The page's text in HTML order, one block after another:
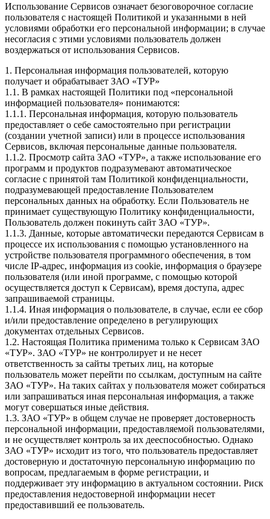
Использование Сервисов означает безоговорочное согласие
пользователя с настоящей Политикой и указанными в ней
условиями обработки его персональной информации; в случае
несогласия с этими условиями пользователь должен
воздержаться от использования Сервисов.
1. Персональная информация пользователей, которую
получает и обрабатывает ЗАО «ТУР»
1.1. В рамках настоящей Политики под «персональной
информацией пользователя» понимаются:
1.1.1. Персональная информация, которую пользователь
предоставляет о себе самостоятельно при регистрации
(создании учетной записи) или в процессе использования
Сервисов, включая персональные данные пользователя.
1.1.2. Просмотр сайта ЗАО «ТУР», а также использование его
программ и продуктов подразумевают автоматическое
согласие с принятой там Политикой конфиденциальности,
подразумевающей предоставление Пользователем
персональных данных на обработку. Если Пользователь не
принимает существующую Политику конфиденциальности,
Пользователь должен покинуть сайт ЗАО «ТУР».
1.1.3. Данные, которые автоматически передаются Сервисам в
процессе их использования с помощью установленного на
устройстве пользователя программного обеспечения, в том
числе IP-адрес, информация из cookie, информация о браузере
пользователя (или иной программе, с помощью которой
осуществляется доступ к Сервисам), время доступа, адрес
запрашиваемой страницы.
1.1.4. Иная информация о пользователе, в случае, если ее сбор
и/или предоставление определено в регулирующих
документах отдельных Сервисов.
1.2. Настоящая Политика применима только к Сервисам ЗАО
«ТУР». ЗАО «ТУР» не контролирует и не несет
ответственность за сайты третьих лиц, на которые
пользователь может перейти по ссылкам, доступным на сайте
ЗАО «ТУР». На таких сайтах у пользователя может собираться
или запрашиваться иная персональная информация, а также
могут совершаться иные действия.
1.3. ЗАО «ТУР» в общем случае не проверяет достоверность
персональной информации, предоставляемой пользователями,
и не осуществляет контроль за их дееспособностью. Однако
ЗАО «ТУР» исходит из того, что пользователь предоставляет
достоверную и достаточную персональную информацию по
вопросам, предлагаемым в форме регистрации, и
поддерживает эту информацию в актуальном состоянии. Риск
предоставления недостоверной информации несет
предоставивший ее пользователь.